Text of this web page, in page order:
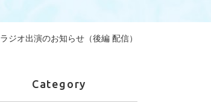
ラジオ出演のお知らせ（後編 配信）
Category